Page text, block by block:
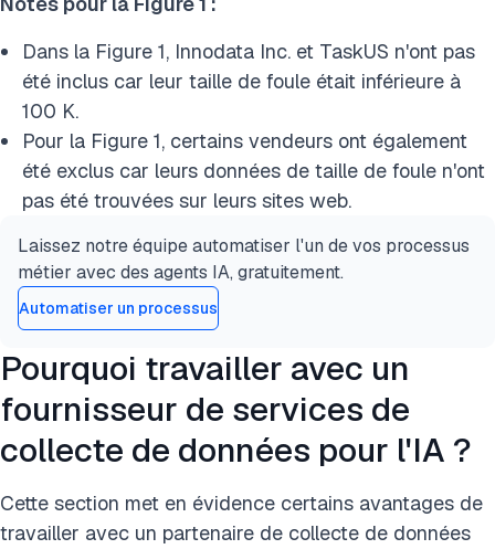
Dans la Figure 1, Innodata Inc. et TaskUS n'ont pas
été inclus car leur taille de foule était inférieure à
100 K.
Pour la Figure 1, certains vendeurs ont également
été exclus car leurs données de taille de foule n'ont
pas été trouvées sur leurs sites web.
Laissez notre équipe automatiser l'un de vos processus
métier avec des agents IA, gratuitement.
Automatiser un processus
Pourquoi travailler avec un
fournisseur de services de
collecte de données pour l'IA ?
Cette section met en évidence certains avantages de
travailler avec un partenaire de collecte de données